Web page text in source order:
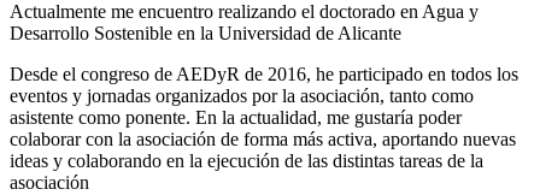
Actualmente me encuentro realizando el doctorado en Agua y
Desarrollo Sostenible en la Universidad de Alicante
Desde el congreso de AEDyR de 2016, he participado en todos los
eventos y jornadas organizados por la asociación, tanto como
asistente como ponente. En la actualidad, me gustaría poder
colaborar con la asociación de forma más activa, aportando nuevas
ideas y colaborando en la ejecución de las distintas tareas de la
asociación